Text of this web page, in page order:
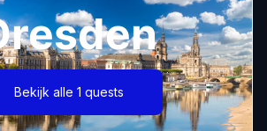
Bekijk alle 1 quests